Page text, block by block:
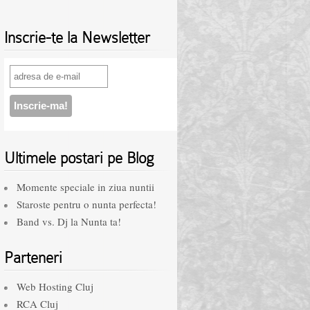
Inscrie-te la Newsletter
Ultimele postari pe Blog
Momente speciale in ziua nuntii
Staroste pentru o nunta perfecta!
Band vs. Dj la Nunta ta!
Parteneri
Web Hosting Cluj
RCA Cluj